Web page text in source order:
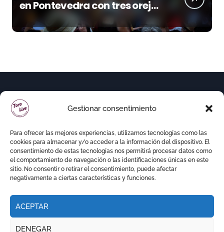
Gestionar consentimiento
Para ofrecer las mejores experiencias, utilizamos tecnologías como las
cookies para almacenar y/o acceder a la información del dispositivo. El
consentimiento de estas tecnologías nos permitirá procesar datos como
el comportamiento de navegación o las identificaciones únicas en este
sitio. No consentir o retirar el consentimiento, puede afectar
negativamente a ciertas características y funciones.
ACEPTAR
DENEGAR
en Pontevedra con tres orejas
y una Puerta Grande de peso
Copyright © Todos los derechos reservados